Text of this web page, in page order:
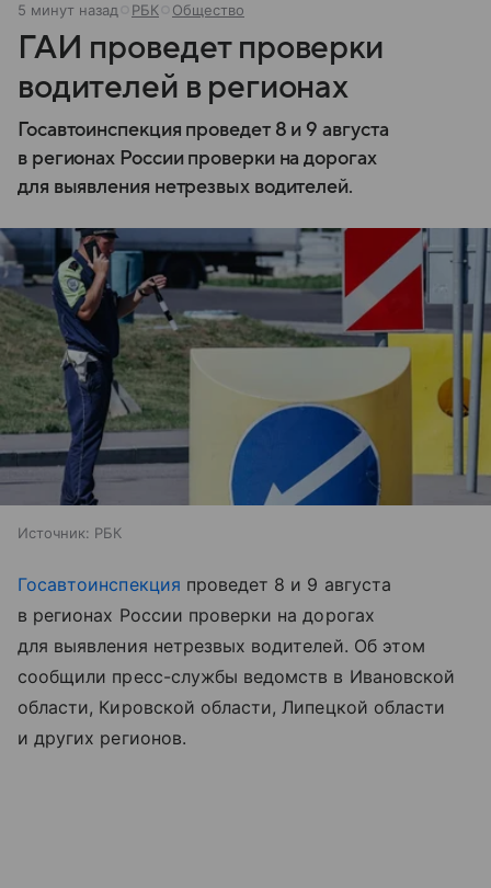
5 минут назад РБК Общество
ГАИ проведет проверки
водителей в регионах
Госавтоинспекция проведет 8 и 9 августа
в регионах России проверки на дорогах
для выявления нетрезвых водителей.
Источник: РБК
Госавтоинспекция проведет 8 и 9 августа
в регионах России проверки на дорогах
для выявления нетрезвых водителей. Об этом
сообщили пресс-службы ведомств в Ивановской
области, Кировской области, Липецкой области
и других регионов.